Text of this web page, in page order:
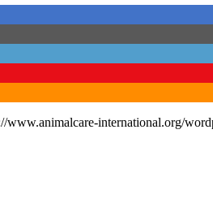
www.animalcare-international.org/